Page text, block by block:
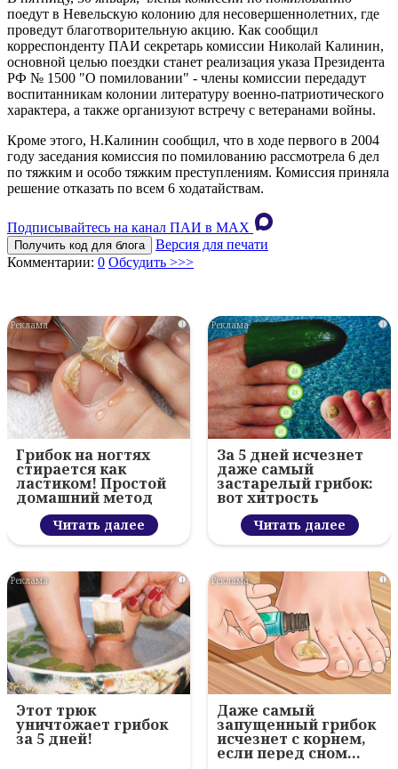
поедут в Невельскую колонию для несовершеннолетних, где
проведут благотворительную акцию. Как сообщил
корреспонденту ПАИ секретарь комиссии Николай Калинин,
основной целью поездки станет реализация указа Президента
РФ № 1500 "О помиловании" - члены комиссии передадут
воспитанникам колонии литературу военно-патриотического
характера, а также организуют встречу с ветеранами войны.
Кроме этого, Н.Калинин сообщил, что в ходе первого в 2004
году заседания комиссия по помилованию рассмотрела 6 дел
по тяжким и особо тяжким преступлениям. Комиссия приняла
решение отказать по всем 6 ходатайствам.
Подписывайтесь на канал ПАИ в MAХ
Получить код для блога
Версия для печати
Комментарии: 0 Обсудить >>>
i
Грибок на ногтях
стирается как
ластиком! Простой
домашний метод
Читать далее
i
За 5 дней исчезнет
даже самый
застарелый грибок:
вот хитрость
Читать далее
i
Этот трюк
уничтожает грибок
за 5 дней!
i
Даже самый
запущенный грибок
исчезнет с корнем,
если перед сном…